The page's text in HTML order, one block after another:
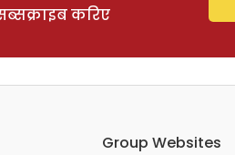
करिए
Group Websites